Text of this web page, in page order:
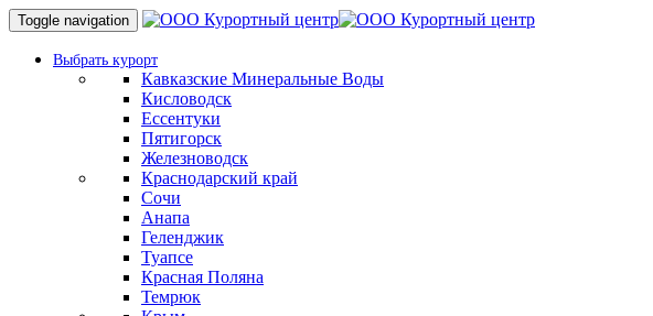
Toggle navigation
Выбрать курорт
Кавказские Минеральные Воды
Кисловодск
Ессентуки
Пятигорск
Железноводск
Краснодарский край
Сочи
Анапа
Геленджик
Туапсе
Красная Поляна
Темрюк